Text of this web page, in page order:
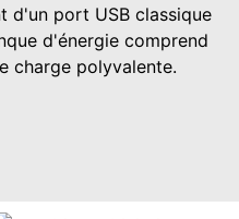
d'un port USB classique
d'énergie comprend
charge polyvalente.